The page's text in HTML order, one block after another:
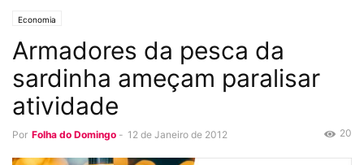
Economia
Armadores da pesca da
sardinha ameçam paralisar
atividade
Por Folha do Domingo - 12 de Janeiro de 2012 20